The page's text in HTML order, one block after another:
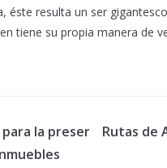
éste resulta un ser
tiene su propia manera de
para la preser
Rutas de